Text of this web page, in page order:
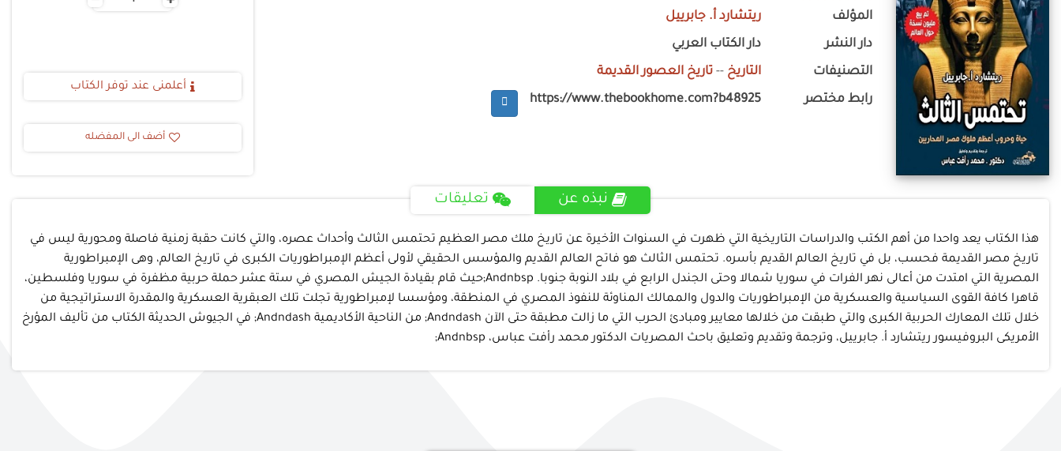
المؤلف ريتشارد أ. جابرييل
دار النشر دار الكتاب العربي
التصنيفات التاريخ -- تاريخ العصور القديمة
رابط مختصر https://www.thebookhome.com?b48925
- +
أعلمنى عند توفر الكتاب
أضف الى المفضله
نبذه عن تعليقات
هذا الكتاب يعد واحدا من أهم الكتب والدراسات التاريخية التي ظهرت في السنوات الأخيرة عن تاريخ ملك مصر العظيم تحتمس الثالث وأحداث عصره، والتي كانت حقبة زمنية فاصلة ومحورية ليس في
تاريخ مصر القديمة فحسب، بل في تاريخ العالم القديم بأسره. تحتمس الثالث هو فاتح العالم القديم والمؤسس الحقيقي لأولى أعظم الإمبراطوريات الكبرى في تاريخ العالم، وهى الإمبراطورية
المصرية التي امتدت من أعالى نهر الفرات في سوريا شمالا وحتى الجندل الرابع في بلاد النوبة جنوبا. Andnbsp;حيث قام بقيادة الجيش المصري في ستة عشر حملة حربية مظفرة في سوريا وفلسطين،
قاهرا كافة القوى السياسية والعسكرية من الإمبراطوريات والدول والممالك المناوئة للنفوذ المصري في المنطقة، ومؤسسا لإمبراطورية تجلت تلك العبقرية العسكرية والمقدرة الاستراتيجية من
خلال تلك المعارك الحربية الكبرى والتي طبقت من خلالها معايير ومبادئ الحرب التي ما زالت مطبقة حتى الآن Andndash; من الناحية الأكاديمية Andndash; في الجيوش الحديثة الكتاب من تأليف المؤرخ
الأمريكى البروفيسور ريتشارد أ. جابرييل، وترجمة وتقديم وتعليق باحث المصريات الدكتور محمد رأفت عباس، Andnbsp;